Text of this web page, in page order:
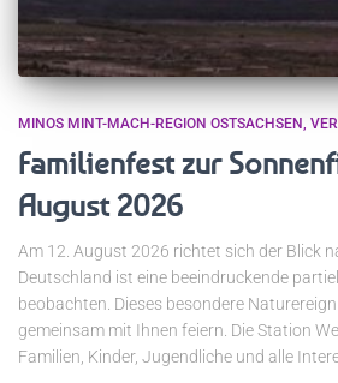
MINOS MINT-MACH-REGION OSTSACHSEN
Familienfest zur
August 2026
Am 12. August 2026 richtet sich der Blick
Deutschland ist eine beeindruckende
beobachten. Dieses besondere
gemeinsam mit Ihnen feiern. Die Station
Familien, Kinder, Jugendliche und alle